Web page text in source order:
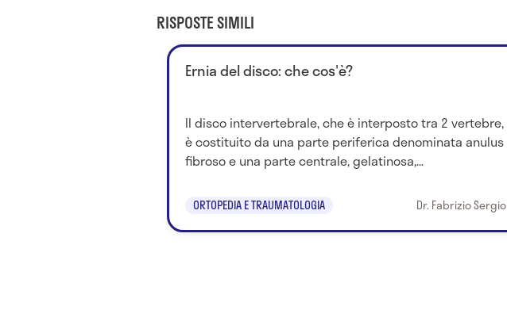
RISPOSTE SIMILI
Ernia del disco: che cos'è?
Il disco intervertebrale, che è interposto tra 2 vertebre,
è costituito da una parte periferica denominata anulus
fibroso e una parte centrale, gelatinosa,...
ORTOPEDIA E TRAUMATOLOGIA Dr. Fabrizio Sergio